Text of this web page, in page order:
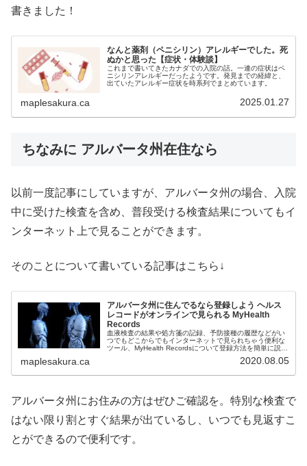
書きました！
なんと薬剤（ペニシリン）アレルギーでした。死
ぬかと思った【症状・体験談】
これまで書いてきたカナダでの入院の話。一連の症状はペ
ニシリンアレルギーだったようです。発見までの経緯と、
出ていたアレルギー症状を時系列でまとめています。
maplesakura.ca 2025.01.27
ちなみに アルバータ州在住なら
以前一度記事にしていますが、アルバータ州の場合、入院
中に受けた検査を含め、普段受ける検査結果についてもイ
ンターネット上で見ることができます。
そのことについて書いている記事はこちら↓
アルバータ州に住んでるなら登録しよう ヘルス
レコードがオンラインで見られる MyHealth
Records
血液検査の結果や処方箋の記録、予防接種の履歴などがい
つでもどこからでもインターネットで見られちゃう便利な
ツール、MyHealth Recordsについて登録方法を簡単に説明
maplesakura.ca 2020.08.05
アルバータ州にお住みの方はぜひご確認を。特別な検査で
はない限り割とすぐ結果が出ているし、いつでも見返すこ
とができるので便利です。